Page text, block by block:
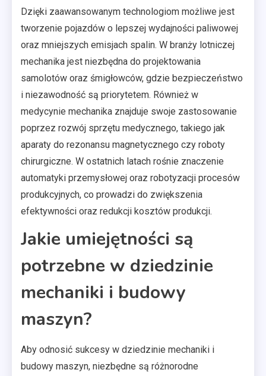
Dzięki zaawansowanym technologiom możliwe jest
tworzenie pojazdów o lepszej wydajności paliwowej
oraz mniejszych emisjach spalin. W branży lotniczej
mechanika jest niezbędna do projektowania
samolotów oraz śmigłowców, gdzie bezpieczeństwo
i niezawodność są priorytetem. Również w
medycynie mechanika znajduje swoje zastosowanie
poprzez rozwój sprzętu medycznego, takiego jak
aparaty do rezonansu magnetycznego czy roboty
chirurgiczne. W ostatnich latach rośnie znaczenie
automatyki przemysłowej oraz robotyzacji procesów
produkcyjnych, co prowadzi do zwiększenia
efektywności oraz redukcji kosztów produkcji.
Jakie umiejętności są
potrzebne w dziedzinie
mechaniki i budowy
maszyn?
Aby odnosić sukcesy w dziedzinie mechaniki i
budowy maszyn, niezbędne są różnorodne